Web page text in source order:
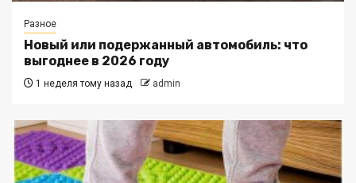
Разное
Новый или подержанный автомобиль: что
выгоднее в 2026 году
1 неделя тому назад admin